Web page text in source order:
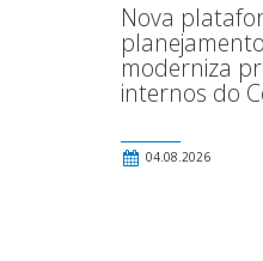
Nova
moderniza
internos do
04.08.2026